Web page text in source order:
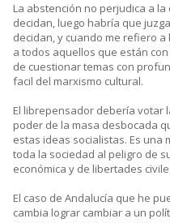
La abstención no perjudica a
decidan, luego habría que
decidan, y cuando me refiero
a todos aquellos que están
de cuestionar temas con
facil del marxismo cultural.
El librepensador debería votar
poder de la masa desbocada
estas ideas socialistas. Es una
toda la sociedad al peligro de
económica y de libertades
El caso de Andalucía que he
cambia lograr cambiar a un